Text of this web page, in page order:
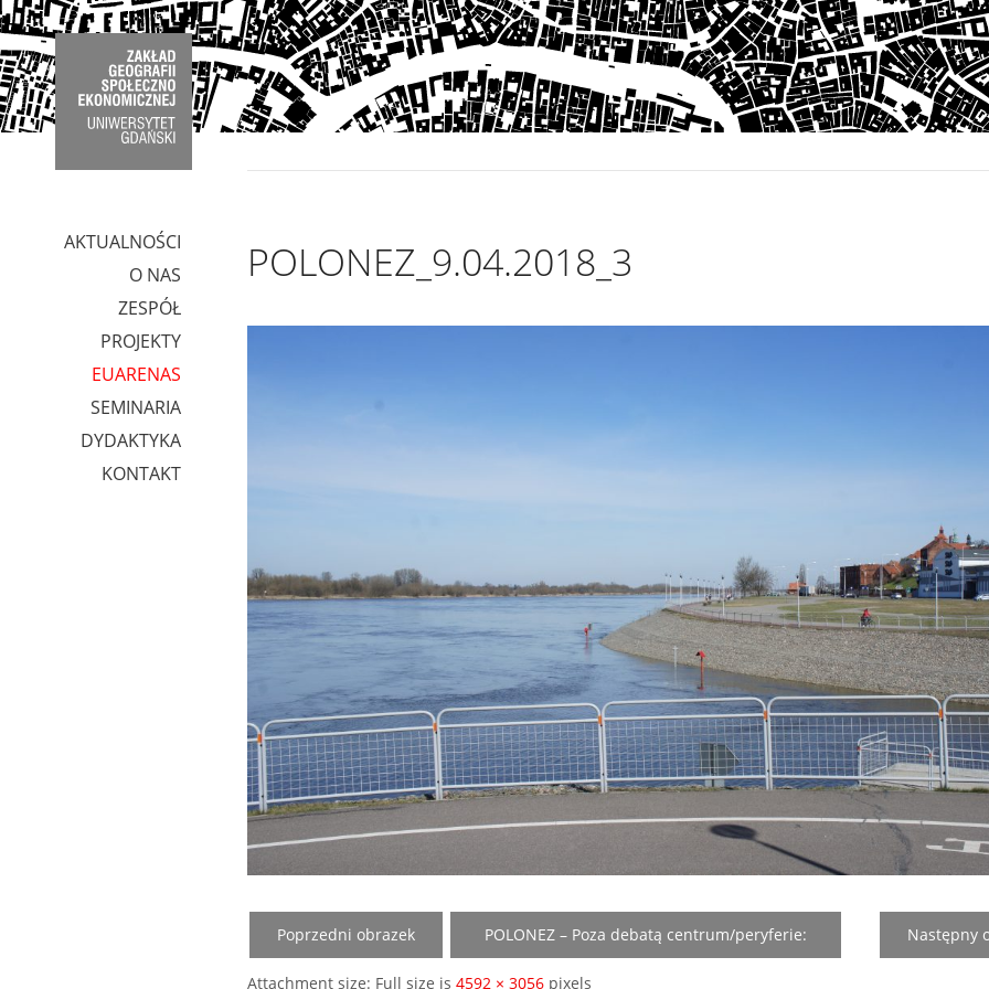
POLONEZ_9.04.2018_3
Poprzedni obrazek Następny
POLONEZ – Poza debatą centrum/peryferie:
Nowe państwa członkowskie w konstrukcji UE
Attachment size: Full size is 4592 × 3056 pixels
AKTUALNOŚCI
O NAS
ZESPÓŁ
PROJEKTY
EUARENAS
SEMINARIA
DYDAKTYKA
KONTAKT